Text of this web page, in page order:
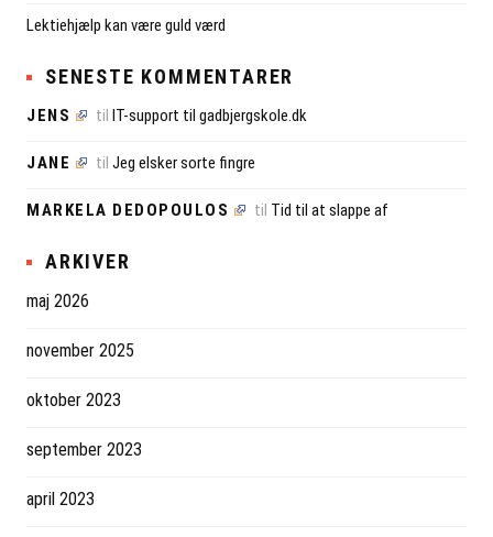
Lektiehjælp kan være guld værd
SENESTE KOMMENTARER
JENS til IT-support til gadbjergskole.dk
JANE til Jeg elsker sorte fingre
MARKELA DEDOPOULOS til Tid til at slappe af
ARKIVER
maj 2026
november 2025
oktober 2023
september 2023
april 2023